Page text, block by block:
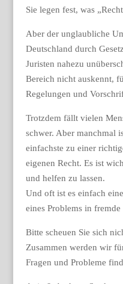
Sie legen fest, was
Aber der unglaubliche
Deutschland durch
Juristen nahezu
Bereich nicht auskennt,
Regelungen und
Trotzdem fällt vielen
schwer. Aber manchmal
einfachste zu einer
eigenen Recht. Es ist
und helfen zu lassen.
Und oft ist es einfach
eines Problems in
Bitte scheuen Sie sich
Zusammen werden wir
Fragen und Probleme